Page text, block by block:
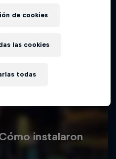
de cookies
todas
las cookies